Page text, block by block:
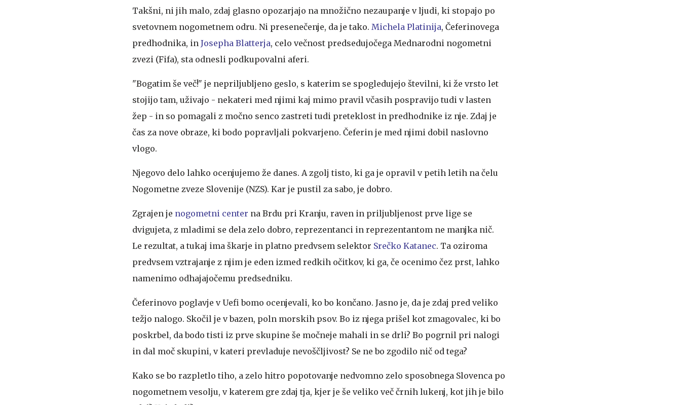
Takšni, ni jih malo, zdaj glasno opozarjajo na množično nezaupanje v ljudi, ki stopajo po
svetovnem nogometnem odru. Ni presenečenje, da je tako. Michela Platinija, Čeferinovega
predhodnika, in Josepha Blatterja, celo večnost predsedujočega Mednarodni nogometni
zvezi (Fifa), sta odnesli podkupovalni aferi.
"Bogatim še več!" je nepriljubljeno geslo, s katerim se spogledujejo številni, ki že vrsto let
stojijo tam, uživajo - nekateri med njimi kaj mimo pravil včasih pospravijo tudi v lasten
žep - in so pomagali z močno senco zastreti tudi preteklost in predhodnike iz nje. Zdaj je
čas za nove obraze, ki bodo popravljali pokvarjeno. Čeferin je med njimi dobil naslovno
vlogo.
Njegovo delo lahko ocenjujemo že danes. A zgolj tisto, ki ga je opravil v petih letih na čelu
Nogometne zveze Slovenije (NZS). Kar je pustil za sabo, je dobro.
Zgrajen je nogometni center na Brdu pri Kranju, raven in priljubljenost prve lige se
dvigujeta, z mladimi se dela zelo dobro, reprezentanci in reprezentantom ne manjka nič.
Le rezultat, a tukaj ima škarje in platno predvsem selektor Srečko Katanec. Ta oziroma
predvsem vztrajanje z njim je eden izmed redkih očitkov, ki ga, če ocenimo čez prst, lahko
namenimo odhajajočemu predsedniku.
Čeferinovo poglavje v Uefi bomo ocenjevali, ko bo končano. Jasno je, da je zdaj pred veliko
težjo nalogo. Skočil je v bazen, poln morskih psov. Bo iz njega prišel kot zmagovalec, ki bo
poskrbel, da bodo tisti iz prve skupine še močneje mahali in se drli? Bo pogrnil pri nalogi
in dal moč skupini, v kateri prevladuje nevoščljivost? Se ne bo zgodilo nič od tega?
Kako se bo razpletlo tiho, a zelo hitro popotovanje nedvomno zelo sposobnega Slovenca po
nogometnem vesolju, v katerem gre zdaj tja, kjer je še veliko več črnih lukenj, kot jih je bilo